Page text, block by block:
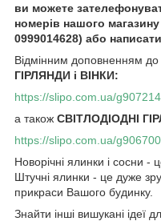
ви можете
номерів нашого
0999014628) або
Відмінним доповненням до
ГІРЛЯНДИ і ВІНКИ:
https://slipo.com.ua/
а також СВІТЛОДІОДНІ
https://slipo.com.ua/
Новорічні ялинки і сосни -
Штучні ялинки - це дуже
прикраси Вашого будинку.
Знайти інші вишукані ідеї